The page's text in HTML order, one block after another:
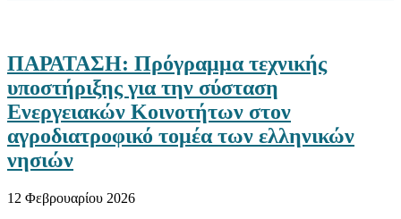
ΠΑΡΑΤΑΣΗ: Πρόγραμμα τεχνικής
υποστήριξης για την σύσταση
Ενεργειακών Κοινοτήτων στον
αγροδιατροφικό τομέα των ελληνικών
νησιών
12 Φεβρουαρίου 2026